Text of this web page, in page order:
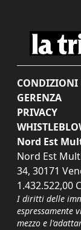
CONDIZIONI
GERENZA
PRIVACY
Nord Est
Nord Est
34, 30171
1.432.522,00
I diritti delle
espressamente
mezzo e